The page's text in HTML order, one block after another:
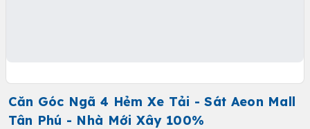
Căn Góc Ngã 4 Hẻm Xe Tải - Sát Aeon Mall
Tân Phú - Nhà Mới Xây 100%